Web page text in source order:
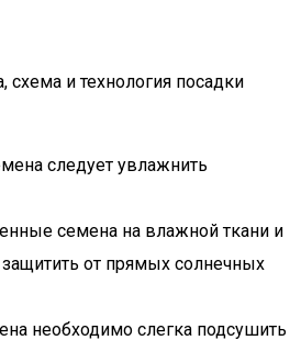
схема и технология посадки
следует увлажнить
семена на влажной ткани и
защитить от прямых солнечных
необходимо слегка подсушить